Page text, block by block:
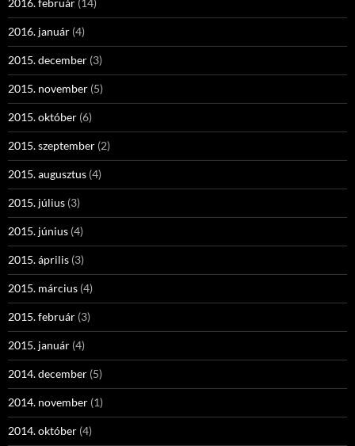
2016. február (14)
2016. január (4)
2015. december (3)
2015. november (5)
2015. október (6)
2015. szeptember (2)
2015. augusztus (4)
2015. július (3)
2015. június (4)
2015. április (3)
2015. március (4)
2015. február (3)
2015. január (4)
2014. december (5)
2014. november (1)
2014. október (4)